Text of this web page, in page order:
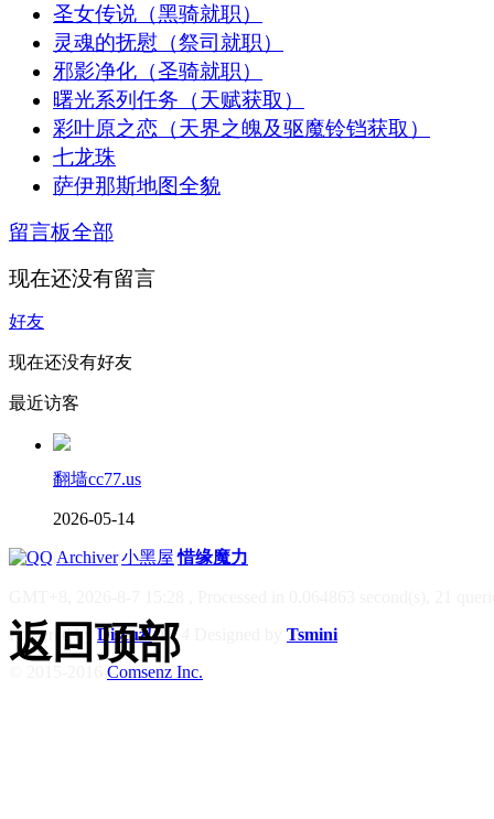
圣女传说（黑骑就职）
灵魂的抚慰（祭司就职）
邪影净化（圣骑就职）
曙光系列任务（天赋获取）
彩叶原之恋（天界之魄及驱魔铃铛获取）
七龙珠
萨伊那斯地图全貌
留言板全部
现在还没有留言
好友
现在还没有好友
最近访客
翻墙cc77.us
2026-05-14
Archiver|小黑屋|惜缘魔力
Powered byDiscuz! X3.4
Tsmini
Comsenz Inc.
返回顶部